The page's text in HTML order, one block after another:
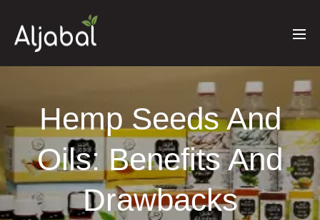
Hemp Seeds And
Oils: Benefits And
Drawbacks